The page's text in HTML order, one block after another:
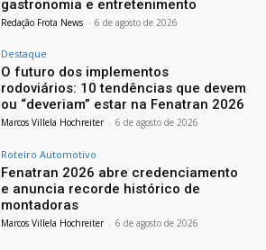
gastronomia e entretenimento
Redação Frota News - 6 de agosto de 2026
Destaque
O futuro dos implementos
rodoviários: 10 tendências que devem
ou “deveriam” estar na Fenatran 2026
Marcos Villela Hochreiter - 6 de agosto de 2026
Roteiro Automotivo
Fenatran 2026 abre credenciamento
e anuncia recorde histórico de
montadoras
Marcos Villela Hochreiter - 6 de agosto de 2026